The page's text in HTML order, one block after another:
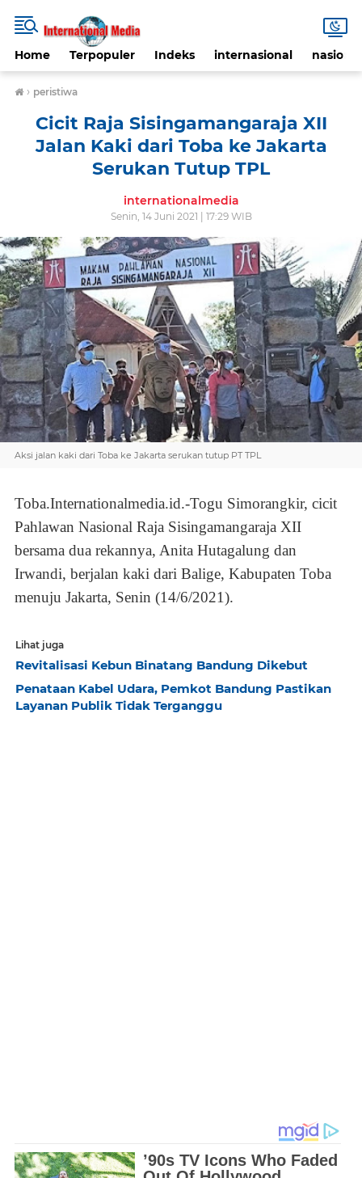
Home Terpopuler Indeks internasional nasional
› peristiwa
Cicit Raja Sisingamangaraja XII
Jalan Kaki dari Toba ke Jakarta
Serukan Tutup TPL
internationalmedia
Senin, 14 Juni 2021 | 17:29 WIB
Aksi jalan kaki dari Toba ke Jakarta serukan tutup PT TPL
Toba.Internationalmedia.id.-Togu Simorangkir, cicit
Pahlawan Nasional Raja Sisingamangaraja XII
bersama dua rekannya, Anita Hutagalung dan
Irwandi, berjalan kaki dari Balige, Kabupaten Toba
menuju Jakarta, Senin (14/6/2021).
Lihat juga
Revitalisasi Kebun Binatang Bandung Dikebut
Penataan Kabel Udara, Pemkot Bandung Pastikan
Layanan Publik Tidak Terganggu